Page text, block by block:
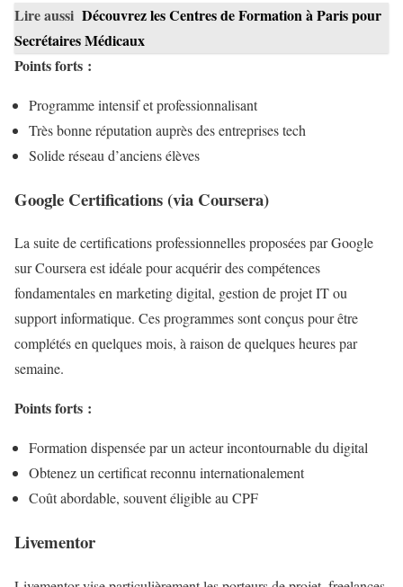
Lire aussi Découvrez les Centres de Formation à Paris pour
Secrétaires Médicaux
Points forts :
Programme intensif et professionnalisant
Très bonne réputation auprès des entreprises tech
Solide réseau d’anciens élèves
Google Certifications (via Coursera)
La suite de certifications professionnelles proposées par Google
sur Coursera est idéale pour acquérir des compétences
fondamentales en marketing digital, gestion de projet IT ou
support informatique. Ces programmes sont conçus pour être
complétés en quelques mois, à raison de quelques heures par
semaine.
Points forts :
Formation dispensée par un acteur incontournable du digital
Obtenez un certificat reconnu internationalement
Coût abordable, souvent éligible au CPF
Livementor